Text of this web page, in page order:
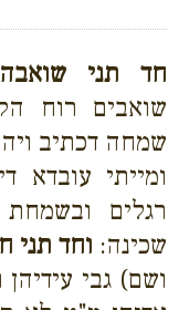
חד תני
שואבים רוח
שמחה דכתיב
ומייתי עובדא
רגלים
שכינה: וחד תני
ושם) גבי